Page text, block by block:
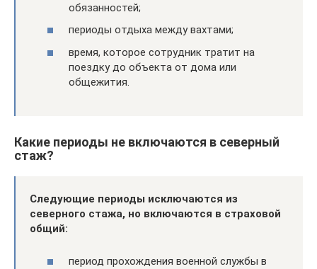
обязанностей;
периоды отдыха между вахтами;
время, которое сотрудник тратит на
поездку до объекта от дома или
общежития.
Какие периоды не включаются в северный
стаж?
Следующие периоды исключаются из
северного стажа, но включаются в страховой
общий:
период прохождения военной службы в